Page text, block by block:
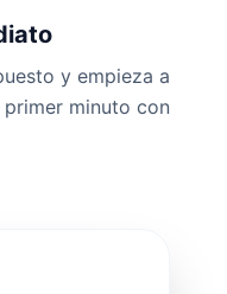
y empieza a
minuto con